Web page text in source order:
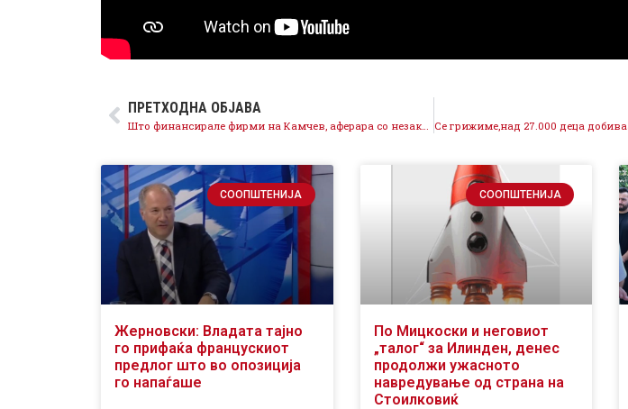
ПРЕТХОДНА ОБЈАВА
Што финансирале фирми на Камчев, аферара со незаконските 400.000 евра за кампањата на Сиљановска мора да се расчисти
СООПШТЕНИЈА
Жерновски: Владата тајно
го прифаќа францускиот
предлог што во опозиција
го напаѓаше
СООПШТЕНИЈА
По Мицкоски и неговиот
„талог“ за Илинден, денес
продолжи ужасното
навредување од страна на
Стоилковиќ